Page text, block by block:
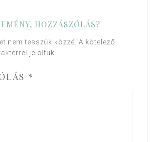
HOZZÁSZÓLÁS?
nem tesszük közzé. A kötelező
jelöltük
*